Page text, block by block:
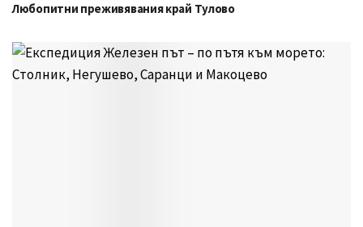
Любопитни преживявания край Тулово